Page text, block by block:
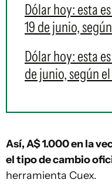
Dólar hoy: esta
19 de junio,
Dólar hoy: esta
de junio, según el
Así, A$ 1.000 en la
el tipo de cambio
herramienta Cuex.